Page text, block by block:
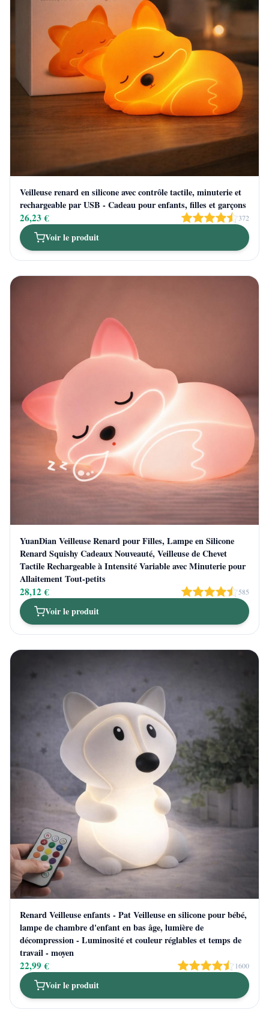
Veilleuse renard en silicone avec contrôle tactile, minuterie et
rechargeable par USB - Cadeau pour enfants, filles et garçons
26,23 € 372
Voir le produit
YuanDian Veilleuse Renard pour Filles, Lampe en Silicone
Renard Squishy Cadeaux Nouveauté, Veilleuse de Chevet
Tactile Rechargeable à Intensité Variable avec Minuterie pour
Allaitement Tout-petits
28,12 € 585
Voir le produit
Renard Veilleuse enfants - Pat Veilleuse en silicone pour bébé,
lampe de chambre d'enfant en bas âge, lumière de
décompression - Luminosité et couleur réglables et temps de
travail - moyen
22,99 € 1600
Voir le produit